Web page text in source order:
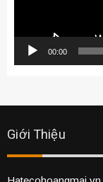
00:00
Giới Thiệu